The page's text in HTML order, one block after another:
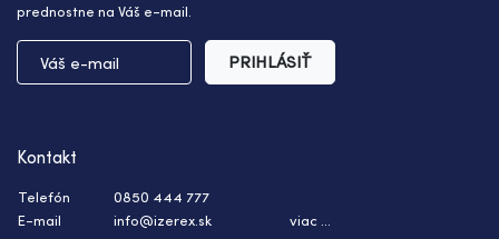
prednostne na Váš e-mail.
PRIHLÁSIŤ
Kontakt
Telefón
0850 444 777
E-mail
info@izerex.sk viac ...